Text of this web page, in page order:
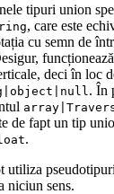
tipuri union
, care este
cu semn de
deci în loc
. În
de fapt un tip
.
utiliza
niciun sens.